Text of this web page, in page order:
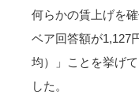
何らかの賃上げを
ベア回答額が1,127
均）」ことを挙げ
した。